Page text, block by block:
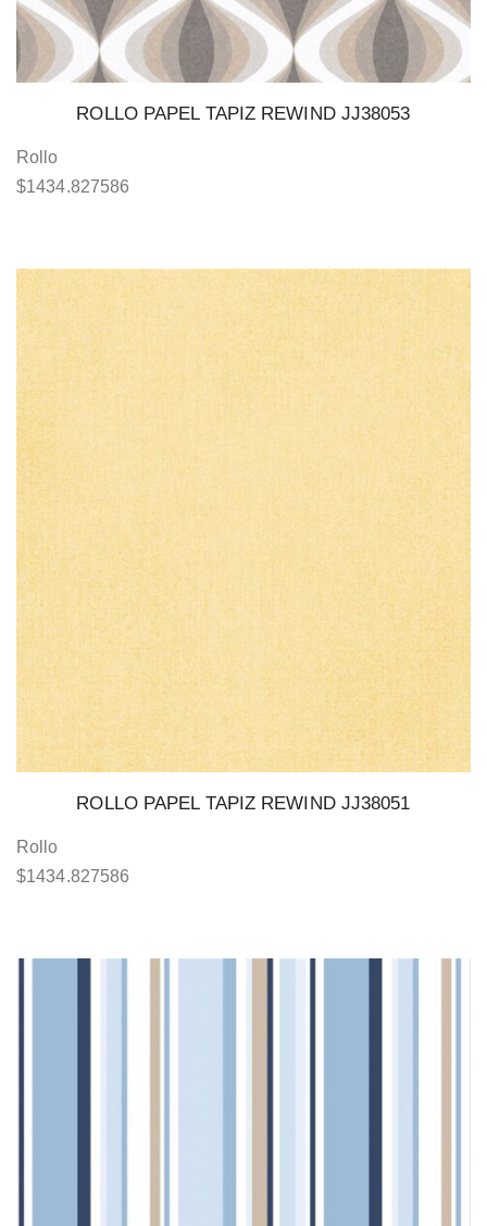
ROLLO PAPEL TAPIZ REWIND JJ38053
Rollo
$1434.827586
ROLLO PAPEL TAPIZ REWIND JJ38051
Rollo
$1434.827586